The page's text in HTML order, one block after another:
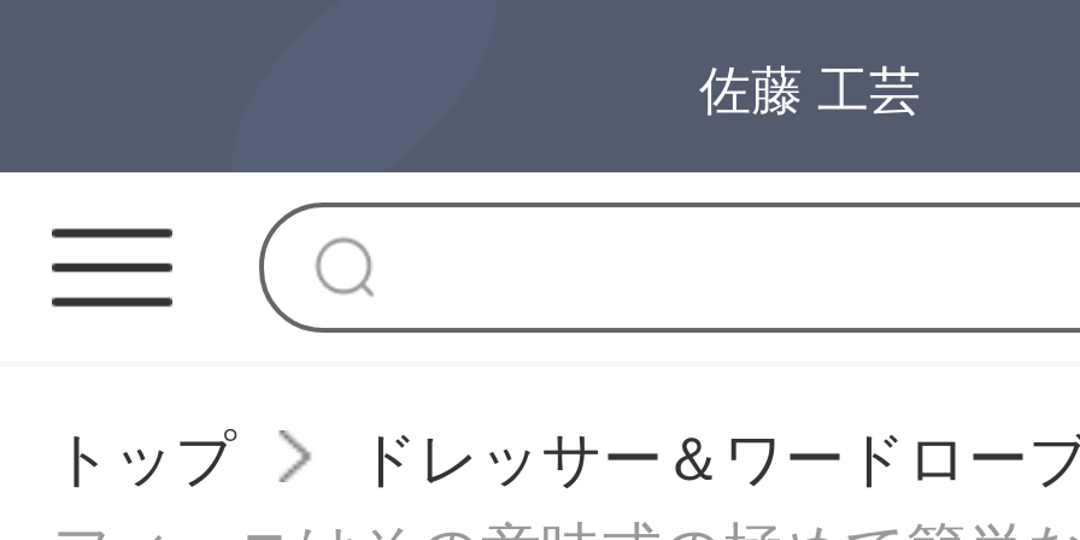
佐藤 工芸
トップ
ドレッサー＆ワードロー